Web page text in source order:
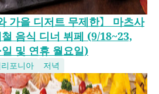
가을 디저트 무제한】 마츠사
음식 디너 뷔페 (9/18~23,
일 및 연휴 월요일)
포니아 저녁